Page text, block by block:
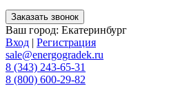
Ваш город: Екатеринбург
Вход | Регистрация
sale@energogradek.ru
8 (343) 243-65-31
8 (800) 600-29-82